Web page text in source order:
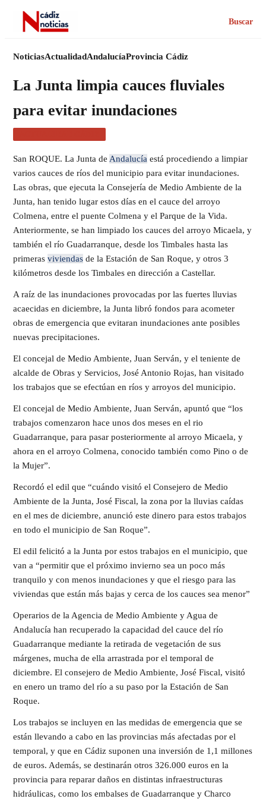
Buscar
NoticiasActualidadAndalucíaProvincia Cádiz
La Junta limpia cauces fluviales
para evitar inundaciones
San ROQUE. La Junta de Andalucía está procediendo a limpiar
varios cauces de ríos del municipio para evitar inundaciones.
Las obras, que ejecuta la Consejería de Medio Ambiente de la
Junta, han tenido lugar estos días en el cauce del arroyo
Colmena, entre el puente Colmena y el Parque de la Vida.
Anteriormente, se han limpiado los cauces del arroyo Micaela, y
también el río Guadarranque, desde los Timbales hasta las
primeras viviendas de la Estación de San Roque, y otros 3
kilómetros desde los Timbales en dirección a Castellar.
A raíz de las inundaciones provocadas por las fuertes lluvias
acaecidas en diciembre, la Junta libró fondos para acometer
obras de emergencia que evitaran inundaciones ante posibles
nuevas precipitaciones.
El concejal de Medio Ambiente, Juan Serván, y el teniente de
alcalde de Obras y Servicios, José Antonio Rojas, han visitado
los trabajos que se efectúan en ríos y arroyos del municipio.
El concejal de Medio Ambiente, Juan Serván, apuntó que “los
trabajos comenzaron hace unos dos meses en el rio
Guadarranque, para pasar posteriormente al arroyo Micaela, y
ahora en el arroyo Colmena, conocido también como Pino o de
la Mujer”.
Recordó el edil que “cuándo visitó el Consejero de Medio
Ambiente de la Junta, José Fiscal, la zona por la lluvias caídas
en el mes de diciembre, anunció este dinero para estos trabajos
en todo el municipio de San Roque”.
El edil felicitó a la Junta por estos trabajos en el municipio, que
van a “permitir que el próximo invierno sea un poco más
tranquilo y con menos inundaciones y que el riesgo para las
viviendas que están más bajas y cerca de los cauces sea menor”
Operarios de la Agencia de Medio Ambiente y Agua de
Andalucía han recuperado la capacidad del cauce del río
Guadarranque mediante la retirada de vegetación de sus
márgenes, mucha de ella arrastrada por el temporal de
diciembre. El consejero de Medio Ambiente, José Fiscal, visitó
en enero un tramo del río a su paso por la Estación de San
Roque.
Los trabajos se incluyen en las medidas de emergencia que se
están llevando a cabo en las provincias más afectadas por el
temporal, y que en Cádiz suponen una inversión de 1,1 millones
de euros. Además, se destinarán otros 326.000 euros en la
provincia para reparar daños en distintas infraestructuras
hidráulicas, como los embalses de Guadarranque y Charco